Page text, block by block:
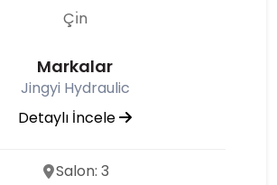
Çı̇n
Markalar
Jingyi Hydraulic
Detaylı İncele
Salon: 3